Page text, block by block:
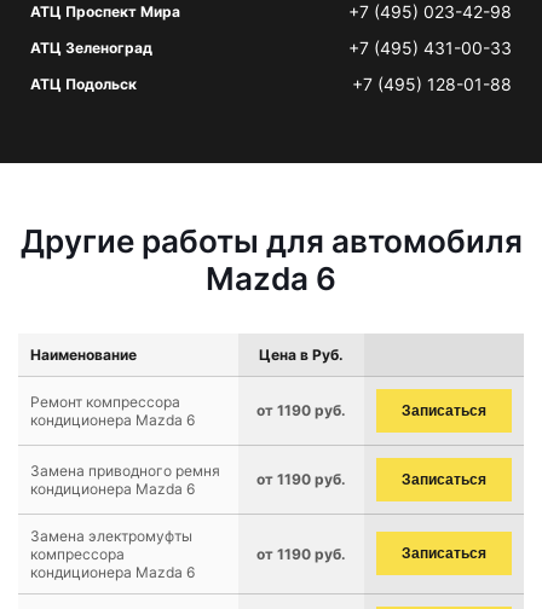
АТЦ Проспект Мира +7 (495) 023-42-98
АТЦ Зеленоград +7 (495) 431-00-33
АТЦ Подольск +7 (495) 128-01-88
Другие работы для автомобиля
Mazda 6
Наименование Цена в Руб.
Ремонт компрессора
кондиционера Mazda 6
от 1190 руб. Записаться
Замена приводного ремня
кондиционера Mazda 6
от 1190 руб. Записаться
Замена электромуфты
компрессора
кондиционера Mazda 6
от 1190 руб. Записаться